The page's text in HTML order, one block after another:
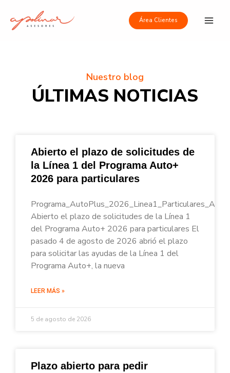
contenido
Área Clientes
Nuestro blog
ÚLTIMAS NOTICIAS
Abierto el plazo de solicitudes de
la Línea 1 del Programa Auto+
2026 para particulares
Abierto el plazo de solicitudes de la Línea 1
del Programa Auto+ 2026 para particulares El
pasado 4 de agosto de 2026 abrió el plazo
para solicitar las ayudas de la Línea 1 del
Programa Auto+, la nueva
LEER MÁS »
5 de agosto de 2026
Plazo abierto para pedir